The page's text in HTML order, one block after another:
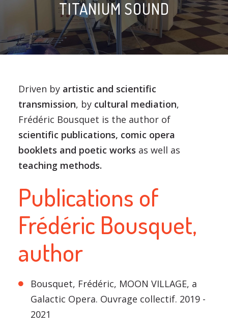
TITANIUM SOUND
Driven by artistic and scientific
transmission, by cultural mediation,
Frédéric Bousquet is the author of
scientific publications, comic opera
booklets and poetic works as well as
teaching methods.
Publications of
Frédéric Bousquet,
author
Bousquet, Frédéric, MOON VILLAGE, a
Galactic Opera. Ouvrage collectif. 2019 -
2021